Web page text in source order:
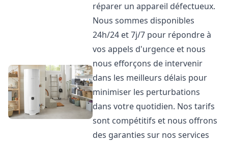
réparer un appareil défectueux.
Nous sommes disponibles
24h/24 et 7j/7 pour répondre à
vos appels d'urgence et nous
nous efforçons de intervenir
dans les meilleurs délais pour
minimiser les perturbations
dans votre quotidien. Nos tarifs
sont compétitifs et nous offrons
des garanties sur nos services